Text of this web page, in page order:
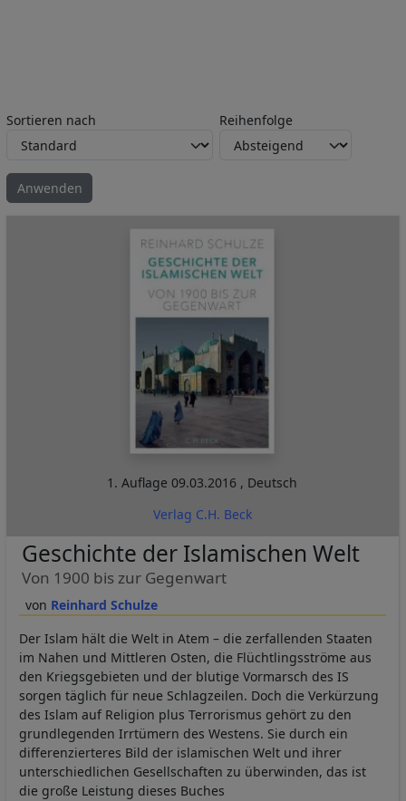
Sortieren nach Reihenfolge
1. Auflage09.03.2016 , Deutsch
Verlag C.H. Beck
Reinhard Schulze
Geschichte der Islamischen Welt
Von 1900 bis zur Gegenwart
Der Islam hält die Welt in Atem – die zerfallenden Staaten
im Nahen und Mittleren Osten, die Flüchtlingsströme aus
den Kriegsgebieten und der blutige Vormarsch des IS
sorgen täglich für neue Schlagzeilen. Doch die Verkürzung
des Islam auf Religion plus Terrorismus gehört zu den
grundlegenden Irrtümern des Westens. Sie durch ein
differenzierteres Bild der islamischen Welt und ihrer
unterschiedlichen Gesellschaften zu überwinden, das ist
die große Leistung dieses Buches